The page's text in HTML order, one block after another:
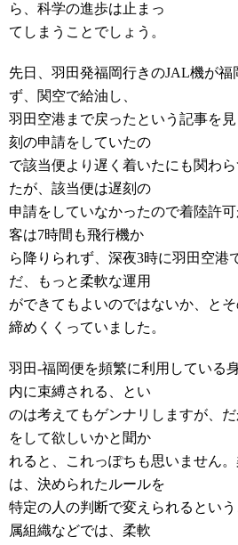
ら、科学の進歩は止まっ
てしまうことでしょう。
先日、羽田発福岡行きのJAL機が
ず、関空で給油し、
羽田空港まで戻ったという記事を
刻の申請をしていたの
で該当便より遅く着いたにも関わ
たが、該当便は遅刻の
申請をしていなかったので着陸許
客は7時間も飛行機か
ら降りられず、深夜3時に羽田空港
だ、もっと柔軟な運用
ができてもよいのではないか、と
締めくくっていました。
羽田-福岡便を頻繁に利用している
内に束縛される、とい
のは考えてもゲンナリしますが、
をして欲しいかと聞か
れると、これっぽちも思いません
は、決められたルールを
特定の人の判断で変えられるとい
属組織などでは、柔軟